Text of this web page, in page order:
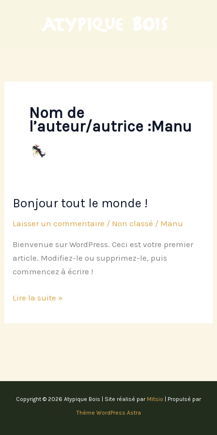
Nom de
l’auteur/autrice :Manu
Bonjour tout le monde !
Laisser un commentaire / Non classé / Manu
Bienvenue sur WordPress. Ceci est votre premier
article. Modifiez-le ou supprimez-le, puis
commencez à écrire !
Bonjour
le
Lire la suite »
Copyright © 2026 Atypique Bois | Site réalisé par Mitsio | Propulsé par
Thème WordPress Astra